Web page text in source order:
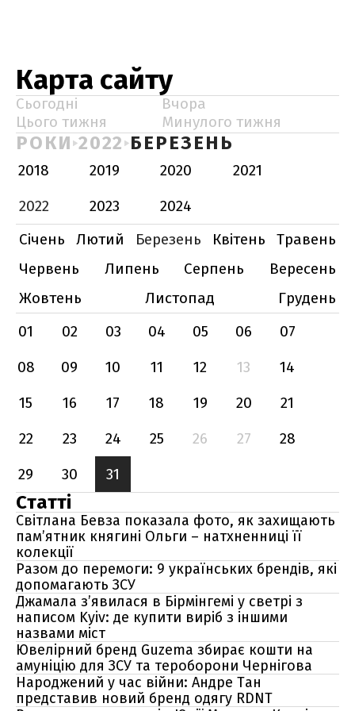
Карта сайту
Сьогодні
Вчора
Цього тижня
Минулого тижня
РОКИ 2022 БЕРЕЗЕНЬ
2018 2019 2020
2021
2022
2023
2024
Січень
Лютий Березень Квітень
Травень
Червень
Липень Серпень
Вересень
Жовтень
Листопад
Грудень
01
02 03 04 05 06
07
08
09 10 11 12 13
14
15
16 17 18 19 20
21
22
23 24 25 26 27
28
29
30 31
Статті
Світлана Бевза показала фото, як захищають
пам’ятник княгині Ольги – натхненниці її
колекції
Разом до перемоги: 9 українських брендів, які
допомагають ЗСУ
Джамала з’явилася в Бірмінгемі у светрі з
написом Kyiv: де купити виріб з іншими
назвами міст
Ювелірний бренд Guzema збирає кошти на
амуніцію для ЗСУ та тероборони Чернігова
Народжений у час війни: Андре Тан
представив новий бренд одягу RDNT